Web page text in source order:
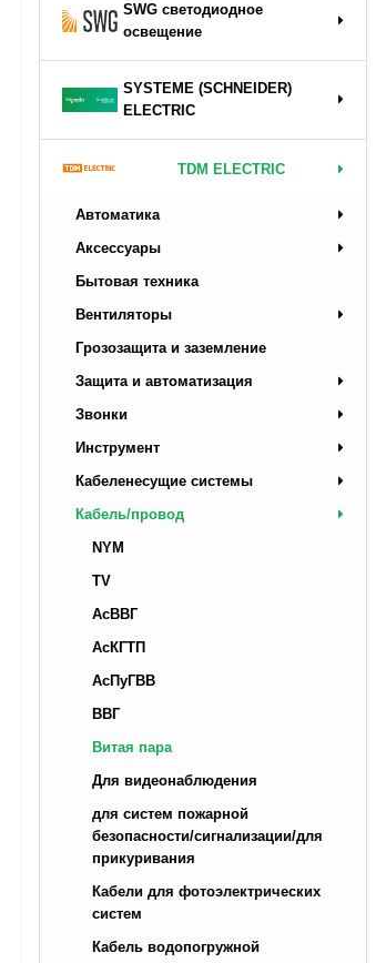
SWG светодиодное
освещение
SYSTEME (SCHNEIDER)
ELECTRIC
TDM ELECTRIC
Автоматика
Аксессуары
Бытовая техника
Вентиляторы
Грозозащита и заземление
Защита и автоматизация
Звонки
Инструмент
Кабеленесущие системы
Кабель/провод
NYM
TV
АсВВГ
АсКГТП
АсПуГВВ
ВВГ
Витая пара
Для видеонаблюдения
для систем пожарной
безопасности/сигнализации/для
прикуривания
Кабели для фотоэлектрических
систем
Кабель водопогружной